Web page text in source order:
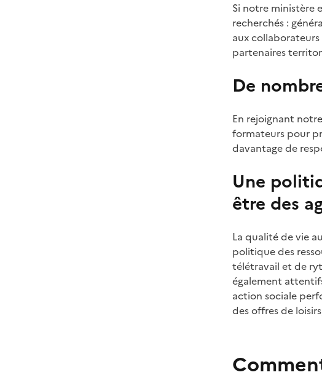
Si notre ministère
recherchés :
aux
partenaires
De
En rejoignant
formateurs pour
davantage de
Une
être des
La qualité de vie
politique des
télétravail et de
également
action sociale
des offres de